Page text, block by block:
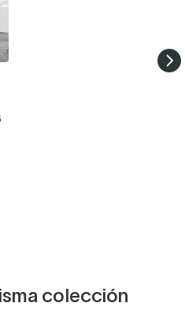
colección